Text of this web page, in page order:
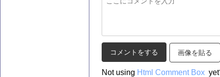
画像を貼る
Not using Html Comment Box